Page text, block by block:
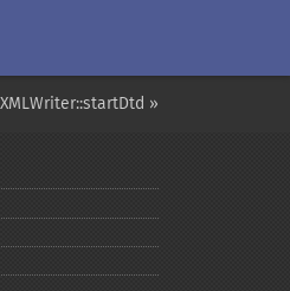
XMLWriter::startDtd »